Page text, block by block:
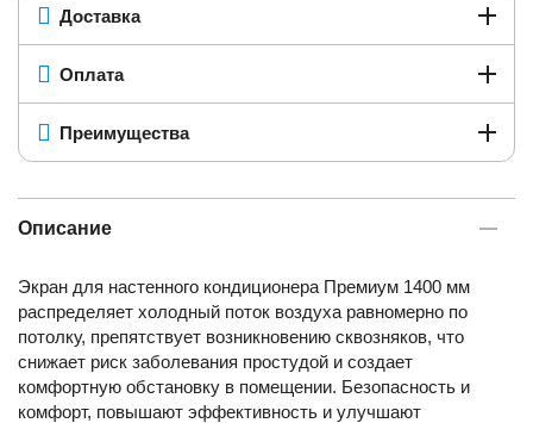
Доставка
Оплата
Преимущества
Описание
Экран для настенного кондиционера Премиум 1400 мм
распределяет холодный поток воздуха равномерно по
потолку, препятствует возникновению сквозняков, что
снижает риск заболевания простудой и создает
комфортную обстановку в помещении. Безопасность и
комфорт, повышают эффективность и улучшают